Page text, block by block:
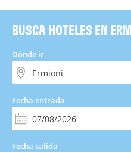
BUSCA HOTELES EN
Dónde ir
Fecha entrada
Fecha salida